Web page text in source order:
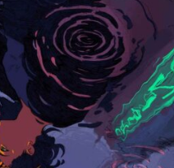
Exposições e Eventos
Fanzines
Festivais e Salões
Formação